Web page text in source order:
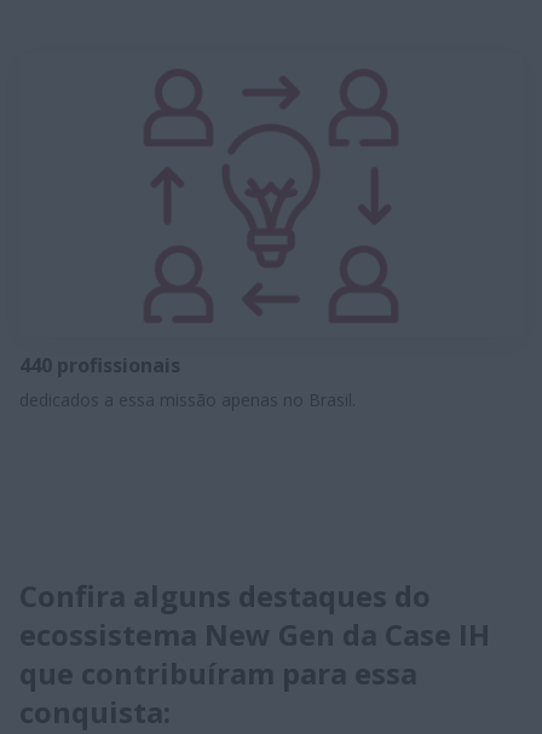
440 profissionais
dedicados a essa missão apenas no Brasil.
Confira alguns destaques do
ecossistema New Gen da Case IH
que contribuíram para essa
conquista: